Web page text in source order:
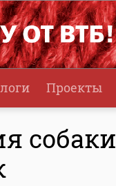
Проекты
собаки